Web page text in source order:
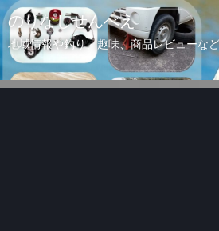
のりなしせんべえ
地域情報や釣り、趣味、商品レビューな